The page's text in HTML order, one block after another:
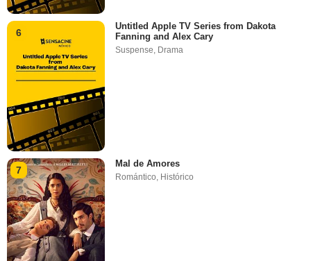
6
Untitled Apple TV Series from Dakota
Fanning and Alex Cary
Suspense, Drama
7
Mal de Amores
Romántico, Histórico